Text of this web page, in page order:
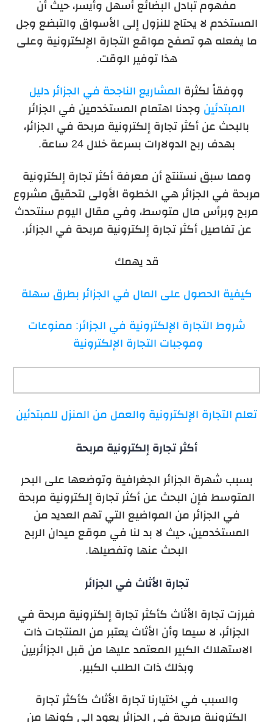
مفهوم تبادل البضائع أسهل وأيسر، حيث أن
المستخدم لا يحتاج للنزول إلى الأسواق والتبضع وجل
ما يفعله هو تصفح مواقع التجارة الإلكترونية وعلى
هذا توفير الوقت.
ووفقاً لكثرة المشاريع الناجحة في الجزائر دليل
المبتدئين وجدنا اهتمام المستخدمين في الجزائر
بالبحث عن أكثر تجارة إلكترونية مربحة في الجزائر،
بهدف ربح الدولارات بسرعة خلال 24 ساعة.
ومما سبق نستنتج أن معرفة أكثر تجارة إلكترونية
مربحة في الجزائر هي الخطوة الأولى لتحقيق مشروع
مربح وبرأس مال متوسط، وفي مقال اليوم سنتحدث
عن تفاصيل أكثر تجارة إلكترونية مربحة في الجزائر.
قد يهمك
كيفية الحصول على المال في الجزائر بطرق سهلة
شروط التجارة الإلكترونية في الجزائر: ممنوعات
وموجبات التجارة الإلكترونية
تعلم التجارة الإلكترونية والعمل من المنزل للمبتدئين
أكثر تجارة إلكترونية مربحة
بسبب شهرة الجزائر الجغرافية وتوضعها على البحر
المتوسط فإن البحث عن أكثر تجارة إلكترونية مربحة
في الجزائر من المواضيع التي تهم العديد من
المستخدمين، حيث لا بد لنا في موقع ميدان الربح
البحث عنها وتفصيلها.
تجارة الأثاث في الجزائر
فبرزت تجارة الأثاث كأكثر تجارة إلكترونية مربحة في
الجزائر، لا سيما وأن الأثاث يعتبر من المنتجات ذات
الاستهلاك الكبير المعتمد عليها من قبل الجزائريين
وبذلك ذات الطلب الكبير.
والسبب في اختيارنا تجارة الأثاث كأكثر تجارة
إلكترونية مربحة في الجزائر يعود إلى كونها من